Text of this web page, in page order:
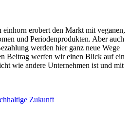
einhorn erobert den Markt mit veganen,
und Periodenprodukten. Aber auch
werden hier ganz neue Wege
Beitrag werfen wir einen Blick auf ein
wie andere Unternehmen ist und mit